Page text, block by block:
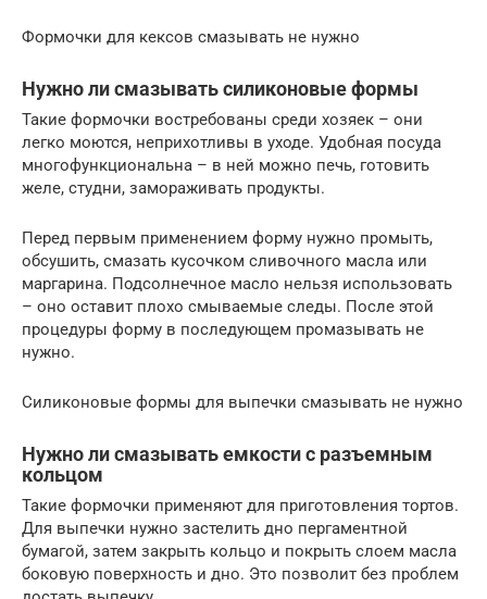
Формочки для кексов смазывать не нужно
Нужно ли смазывать силиконовые формы
Такие формочки востребованы среди хозяек – они
легко моются, неприхотливы в уходе. Удобная посуда
многофункциональна – в ней можно печь, готовить
желе, студни, замораживать продукты.
Перед первым применением форму нужно промыть,
обсушить, смазать кусочком сливочного масла или
маргарина. Подсолнечное масло нельзя использовать
– оно оставит плохо смываемые следы. После этой
процедуры форму в последующем промазывать не
нужно.
Силиконовые формы для выпечки смазывать не нужно
Нужно ли смазывать емкости с разъемным
кольцом
Такие формочки применяют для приготовления тортов.
Для выпечки нужно застелить дно пергаментной
бумагой, затем закрыть кольцо и покрыть слоем масла
боковую поверхность и дно. Это позволит без проблем